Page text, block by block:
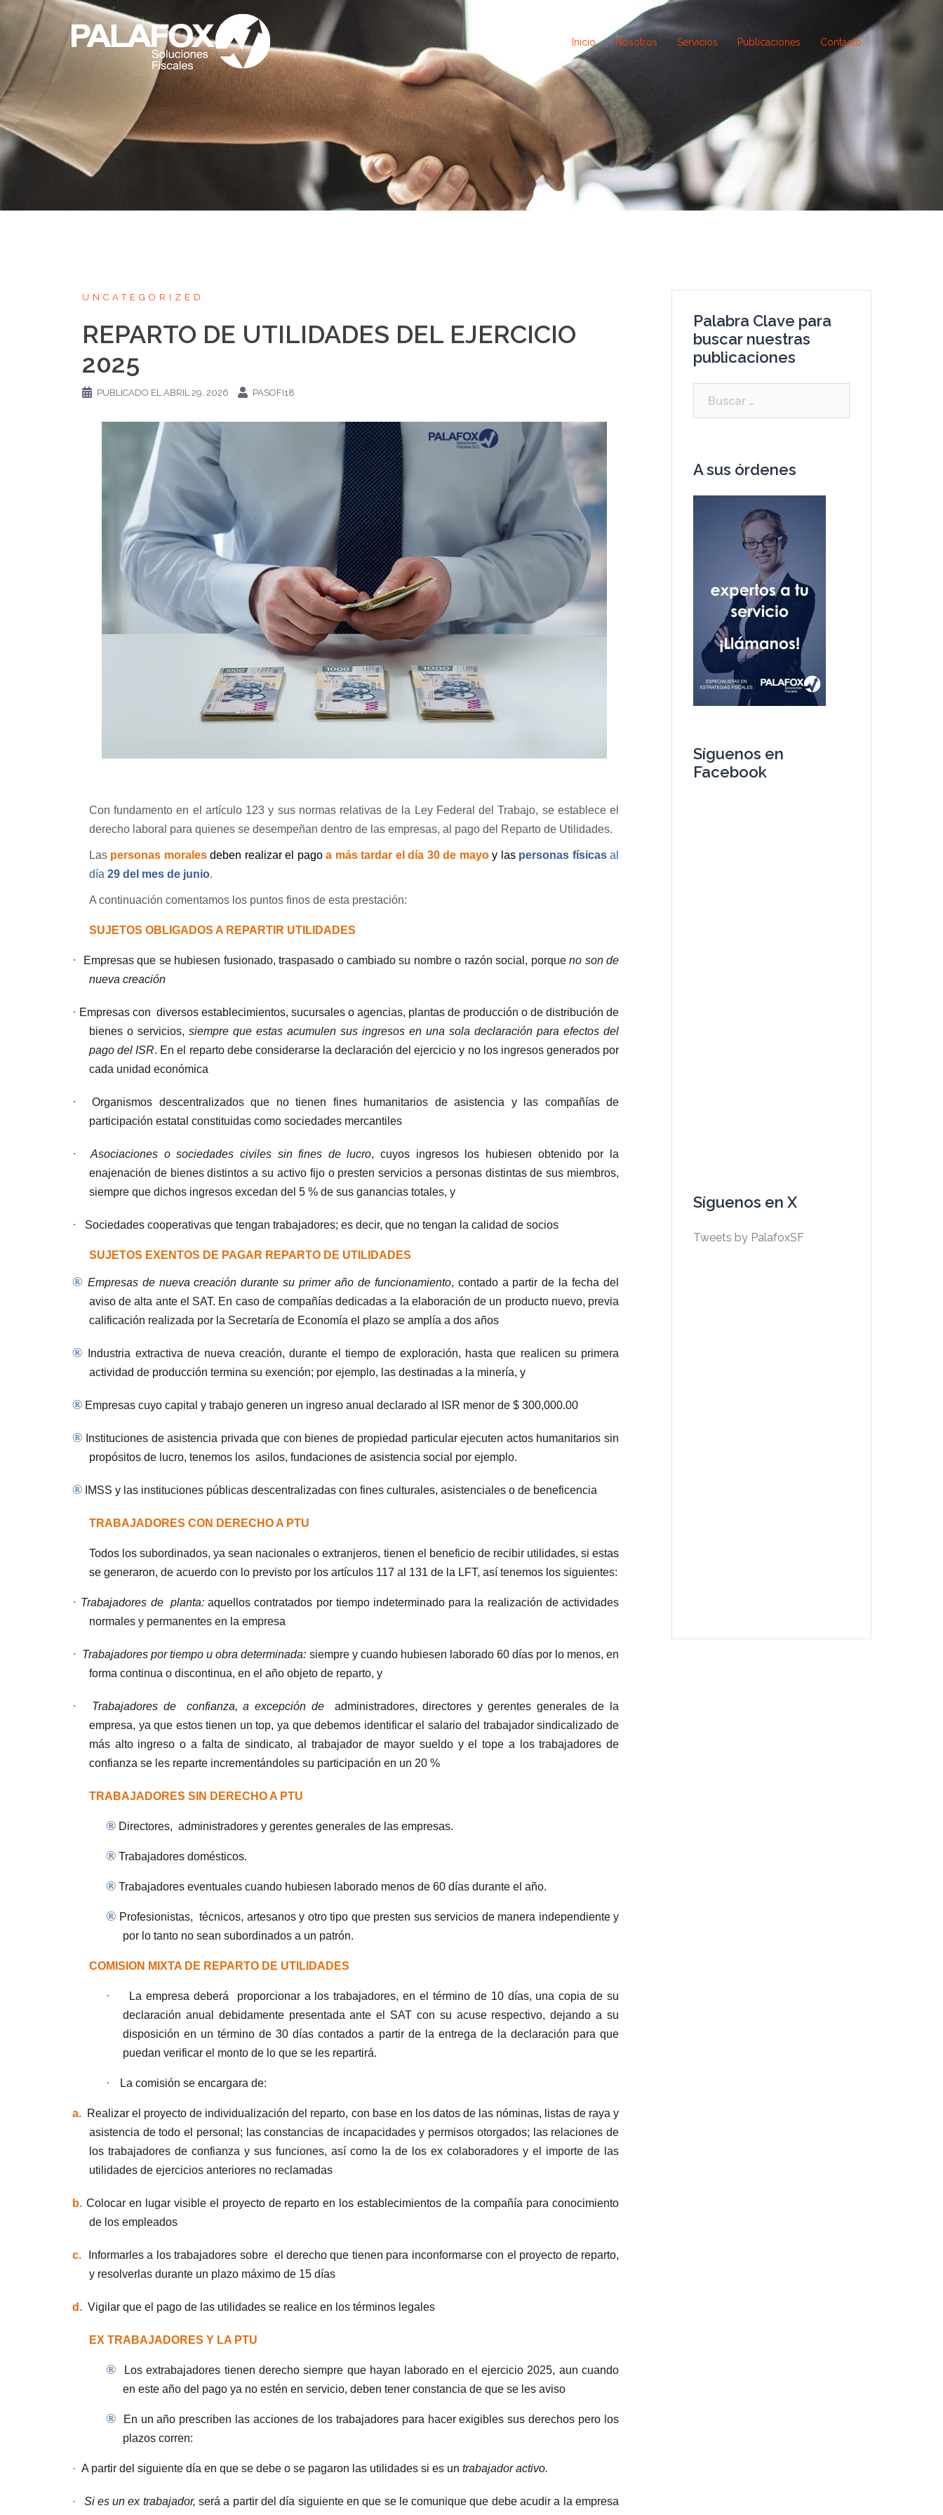
Inicio Nosotros Servicios Publicaciones Contacto
UNCATEGORIZED
REPARTO DE UTILIDADES DEL EJERCICIO
2025
PUBLICADO ELABRIL 29, 2026 PASOFI18
Con fundamento en el artículo 123 y sus normas relativas de la Ley Federal del Trabajo, se establece el
derecho laboral para quienes se desempeñan dentro de las empresas, al pago del Reparto de Utilidades.
Las personas morales deben realizar el pagoa más tardar el día 30 de mayoy las personas físicasal
día 29 del mes de junio.
A continuación comentamos los puntos finos de esta prestación:
SUJETOS OBLIGADOS A REPARTIR UTILIDADES
· Empresas que se hubiesen fusionado, traspasado o cambiado su nombre o razón social, porqueno son de
nueva creación
· Empresas con diversos establecimientos, sucursales o agencias, plantas de producción o de distribución de
bienes o servicios, siempre que estas acumulen sus ingresos en una sola declaración para efectos del
pago del ISR. En el reparto debe considerarse la declaración del ejercicio y no los ingresos generados por
cada unidad económica
·
Organismos descentralizados que no tienen fines humanitarios de asistencia y las compañías de
participación estatal constituidas como sociedades mercantiles
· Asociaciones o sociedades civiles sin fines de lucro, cuyos ingresos los hubiesen obtenido por la
enajenación de bienes distintos a su activo fijo o presten servicios a personas distintas de sus miembros,
siempre que dichos ingresos excedan del 5 % de sus ganancias totales, y
· Sociedades cooperativas que tengan trabajadores; es decir, que no tengan la calidad de socios
SUJETOS EXENTOS DE PAGAR REPARTO DE UTILIDADES
® Empresas de nueva creación durante su primer año de funcionamiento, contado a partir de la fecha del
aviso de alta ante el SAT. En caso de compañías dedicadas a la elaboración de un producto nuevo, previa
calificación realizada por la Secretaría de Economía el plazo se amplía a dos años
®
Industria extractiva de nueva creación, durante el tiempo de exploración, hasta que realicen su primera
actividad de producción termina su exención; por ejemplo, las destinadas a la minería, y
® Empresas cuyo capital y trabajo generen un ingreso anual declarado al ISR menor de $ 300,000.00
® Instituciones de asistencia privada que con bienes de propiedad particular ejecuten actos humanitarios sin
propósitos de lucro, tenemos los asilos, fundaciones de asistencia social por ejemplo.
® IMSS y las instituciones públicas descentralizadas con fines culturales, asistenciales o de beneficencia
TRABAJADORES CON DERECHO A PTU
Todos los subordinados, ya sean nacionales o extranjeros, tienen el beneficio de recibir utilidades, si estas
se generaron, de acuerdo con lo previsto por los artículos 117 al 131 de la LFT, así tenemos los siguientes:
· Trabajadores de planta: aquellos contratados por tiempo indeterminado para la realización de actividades
normales y permanentes en la empresa
· Trabajadores por tiempo u obra determinada: siempre y cuando hubiesen laborado 60 días por lo menos, en
forma continua o discontinua, en el año objeto de reparto, y
· Trabajadores de confianza, a excepción de
administradores, directores y gerentes generales de la
empresa, ya que estos tienen un top, ya que debemos identificar el salario del trabajador sindicalizado de
más alto ingreso o a falta de sindicato, al trabajador de mayor sueldo y el tope a los trabajadores de
confianza se les reparte incrementándoles su participación en un 20 %
TRABAJADORES SIN DERECHO A PTU
® Directores, administradores y gerentes generales de las empresas.
® Trabajadores domésticos.
® Trabajadores eventuales cuando hubiesen laborado menos de 60 días durante el año.
® Profesionistas, técnicos, artesanos y otro tipo que presten sus servicios de manera independiente y
por lo tanto no sean subordinados a un patrón.
COMISION MIXTA DE REPARTO DE UTILIDADES
· La empresa deberá
proporcionar a los trabajadores, en el término de 10 días, una copia de su
declaración anual debidamente presentada ante el SAT con su acuse respectivo, dejando a su
disposición en un término de 30 días contados a partir de la entrega de la declaración para que
puedan verificar el monto de lo que se les repartirá.
· La comisión se encargara de:
a. Realizar el proyecto de individualización del reparto, con base en los datos de las nóminas, listas de raya y
asistencia de todo el personal; las constancias de incapacidades y permisos otorgados; las relaciones de
los trabajadores de confianza y sus funciones, así como la de los ex colaboradores y el importe de las
utilidades de ejercicios anteriores no reclamadas
b. Colocar en lugar visible el proyecto de reparto en los establecimientos de la compañía para conocimiento
de los empleados
c. Informarles a los trabajadores sobre el derecho que tienen para inconformarse con el proyecto de reparto,
y resolverlas durante un plazo máximo de 15 días
d. Vigilar que el pago de las utilidades se realice en los términos legales
EX TRABAJADORES Y LA PTU
®
Los extrabajadores tienen derecho siempre que hayan laborado en el ejercicio 2025, aun cuando
en este año del pago ya no estén en servicio, deben tener constancia de que se les aviso
®
En un año prescriben las acciones de los trabajadores para hacer exigibles sus derechos pero los
plazos corren:
· A partir del siguiente día en que se debe o se pagaron las utilidades si es un trabajador activo.
· Si es un ex trabajador, será a partir del día siguiente en que se le comunique que debe acudir a la empresa
Palabra Clave para
buscar nuestras
publicaciones
A sus órdenes
Síguenos en
Facebook
Síguenos en X
Tweets by PalafoxSF